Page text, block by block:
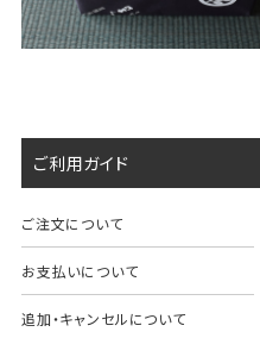
ご利用ガイド
ご注文について
お支払いについて
追加・キャンセルについて